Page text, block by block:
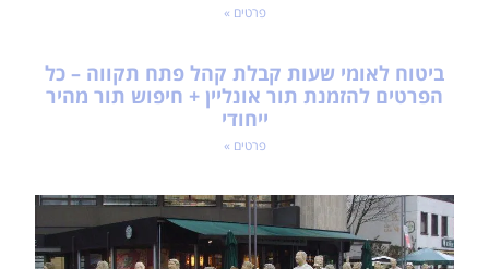
פרטים »
ביטוח לאומי שעות קבלת קהל פתח תקווה – כל
הפרטים להזמנת תור אונליין + חיפוש תור מהיר
ייחודי
פרטים »